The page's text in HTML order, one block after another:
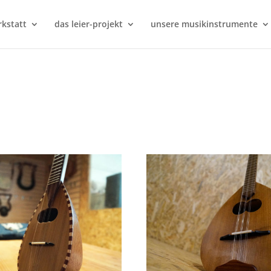
das leier-projekt unsere musikinstrumente